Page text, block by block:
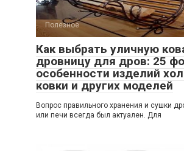
Полезное
Как выбрать уличную
дровницу для дров: 25
особенности изделий
ковки и других моделей
Вопрос правильного хранения и сушки
или печи всегда был актуален. Для